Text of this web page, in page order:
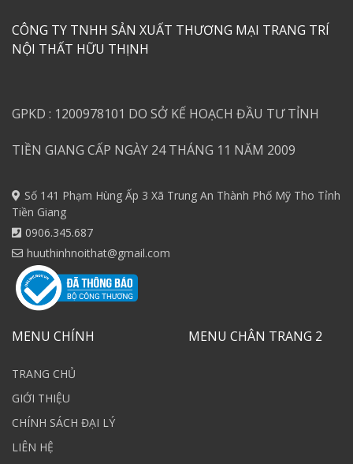
CÔNG TY TNHH SẢN XUẤT THƯƠNG MẠI TRANG TRÍ
NỘI THẤT HỮU THỊNH
GPKD : 1200978101 DO SỞ KẾ HOẠCH ĐẦU TƯ TỈNH
TIỀN GIANG CẤP NGÀY 24 THÁNG 11 NĂM 2009
Số 141 Phạm Hùng Ấp 3 Xã Trung An Thành Phố Mỹ Tho Tỉnh
Tiền Giang
0906.345.687
huuthinhnoithat@gmail.com
MENU CHÍNH
TRANG CHỦ
GIỚI THIỆU
CHÍNH SÁCH ĐẠI LÝ
LIÊN HỆ
MENU CHÂN TRANG 2